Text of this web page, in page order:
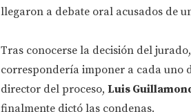
llegaron a debate oral acusados de
Tras conocerse la decisión del
correspondería imponer a cada uno
director del proceso, Luis
finalmente dictó las condenas.